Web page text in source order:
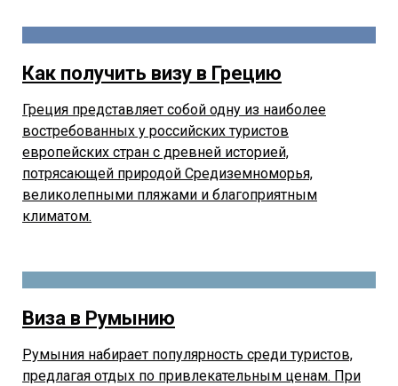
Как получить визу в Грецию
Греция представляет собой одну из наиболее
востребованных у российских туристов
европейских стран с древней историей,
потрясающей природой Средиземноморья,
великолепными пляжами и благоприятным
климатом.
Виза в Румынию
Румыния набирает популярность среди туристов,
предлагая отдых по привлекательным ценам. При